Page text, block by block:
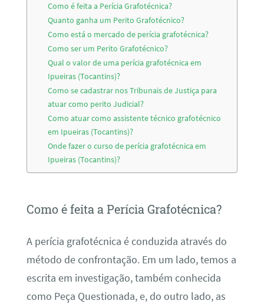
Como é feita a Perícia Grafotécnica?
Quanto ganha um Perito Grafotécnico?
Como está o mercado de perícia grafotécnica?
Como ser um Perito Grafotécnico?
Qual o valor de uma perícia grafotécnica em
Ipueiras (Tocantins)?
Como se cadastrar nos Tribunais de Justiça para
atuar como perito Judicial?
Como atuar como assistente técnico grafotécnico
em Ipueiras (Tocantins)?
Onde fazer o curso de perícia grafotécnica em
Ipueiras (Tocantins)?
Como é feita a Perícia Grafotécnica?
A perícia grafotécnica é conduzida através do
método de confrontação. Em um lado, temos a
escrita em investigação, também conhecida
como Peça Questionada, e, do outro lado, as